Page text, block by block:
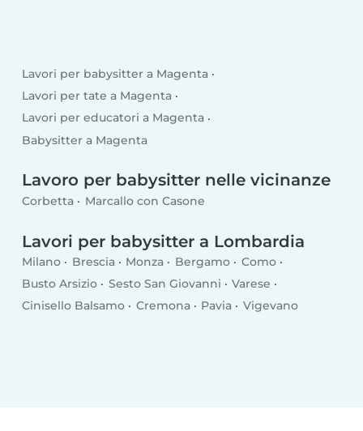
Lavori per babysitter a Magenta
Lavori per tate a Magenta
Lavori per educatori a Magenta
Babysitter a Magenta
Lavoro per babysitter nelle vicinanze
Corbetta Marcallo con Casone
Lavori per babysitter a Lombardia
Milano Brescia Monza Bergamo
Como
Busto Arsizio
Sesto San Giovanni
Varese
Cinisello Balsamo
Cremona Pavia Vigevano